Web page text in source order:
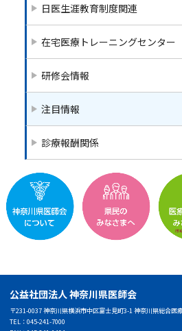
日医生涯教育制度関連
在宅医療トレーニングセンター
研修会情報
注目情報
診療報酬関係
公益社団法人 神奈川県医師会
〒231-0037 神奈川県横浜市中区富士見町3-1 神奈川県総合医
TEL：045-241-7000